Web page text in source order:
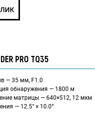
PRO TQ35
— 35 мм, F1.0
обнаружения — 1800 м
матрицы — 640×512, 12 мкм
— 12.5° × 10.0°